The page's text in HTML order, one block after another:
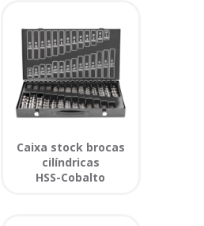
Caixa stock brocas
cilíndricas
HSS-Cobalto